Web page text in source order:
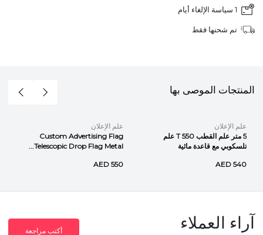
1 سياسة الإلغاء أيام
تم شحنها فقط
المنتجات الموصى بها
علم الإعلان
5 متر علم القطب T 550 علم
تلسكوبي مع قاعدة مائية
AED 540
علم الإعلان
Custom Advertising Flag
Telescopic Drop Flag Metal...
AED 550
آراء العملاء أكتب مراجعة